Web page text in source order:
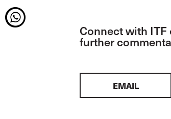
Connect with ITF
further
EMAIL